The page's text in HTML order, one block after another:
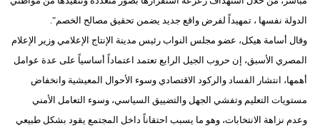
الدولة نفسها ، تمهيداً لفرض واقع جديد يضمن تحقيق مصالح الخصم".
وقال أسامة هيكل، عضو مجلس النواب رئيس مدينة الإنتاج الإعلامي وزير الإعلام
المصري الأسبق، إن حروب الجيل الرابع تعتمد اعتماداً أساسياً على عدة عوامل
أهمها، انتشار الفساد والركود الاقتصادي وسوء الأحوال المعيشية وانخفاض
مستويات التعليم وتفشي الجهل والتضييق السياسي، وسوء التعامل الأمني
وعدم نزاهة الانتخابات، وهو ما يسبب احتقاناً داخل المجتمع يقود بشكل طبيعي